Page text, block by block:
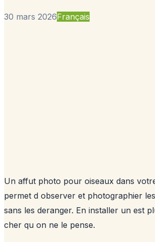
30 mars 2026Français
Un affut photo pour oiseaux dans
permet d observer et photographier
sans les deranger. En installer un est
cher qu on ne le pense.